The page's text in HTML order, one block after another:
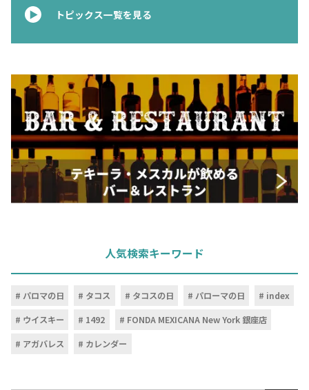
トピックス一覧を見る
人気検索キーワード
パロマの日 タコス タコスの日 パローマの日
index
ウイスキー
1492
FONDA MEXICANA New York 銀座店
アガバレス
カレンダー